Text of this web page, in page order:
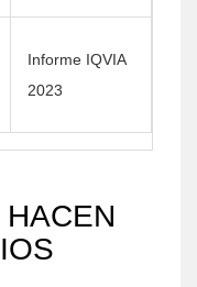
Informe IQVIA
2023